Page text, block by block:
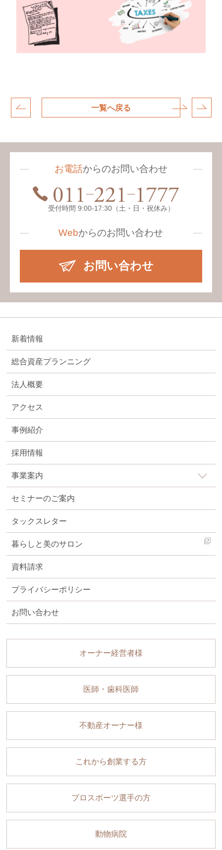
一覧へ戻る
お電話からのお問い合わせ
受付時間 9:00-17:30（土・日・祝休み）
Webからのお問い合わせ
お問い合わせ
新着情報
総合資産プランニング
法人概要
アクセス
事例紹介
採用情報
事業案内
セミナーのご案内
タックスレター
暮らしと美のサロン
資料請求
プライバシーポリシー
お問い合わせ
オーナー経営者様
医師・歯科医師
不動産オーナー様
これから創業する方
プロスポーツ選手の方
動物病院